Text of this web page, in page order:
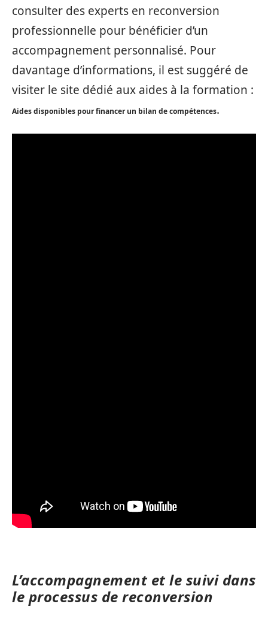
consulter des experts en reconversion
professionnelle pour bénéficier d’un
accompagnement personnalisé. Pour
davantage d’informations, il est suggéré de
visiter le site dédié aux aides à la formation :
Aides disponibles pour financer un bilan de compétences.
L’accompagnement et le suivi dans
le processus de reconversion